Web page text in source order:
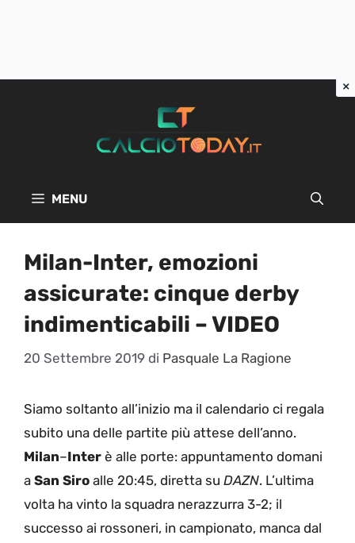
MENU
Milan-Inter, emozioni
assicurate: cinque derby
indimenticabili – VIDEO
20 Settembre 2019 di Pasquale La Ragione
Siamo soltanto all’inizio ma il calendario ci regala
subito una delle partite più attese dell’anno.
Milan–Inter è alle porte: appuntamento domani
a San Siro alle 20:45, diretta su DAZN. L’ultima
volta ha vinto la squadra nerazzurra 3-2; il
successo ai rossoneri, in campionato, manca dal